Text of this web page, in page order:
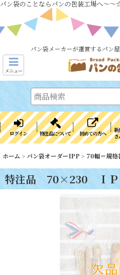
パン袋のことならパンの包装工場へ～
パン袋メーカーが運営するパン
メニュー
ログイン 特注品について 初めての方へ
新
さ
ホーム > パン袋オーダーIPP > 70幅＝規格
特注品 70×230 ＩＰ